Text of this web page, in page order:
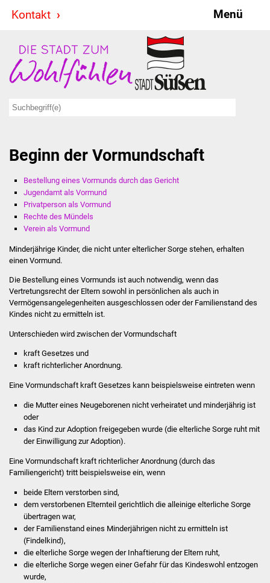
Kontakt Menü
Stadt & Politik
Bürgermeister
Ausschüsse
Ratsinformationssystem
Stadtverwaltung
Stellenangebote
Kontakt
Veröffentlichungen
Ortsrecht
Stadtinfo
Beginn der Vormundschaft
Bestellung eines Vormunds durch das Gericht
Jugendamt als Vormund
Privatperson als Vormund
Rechte des Mündels
Verein als Vormund
Minderjährige Kinder, die nicht unter elterlicher Sorge stehen, erhalten
einen Vormund.
Die Bestellung eines Vormunds ist auch notwendig, wenn das
Vertretungsrecht der Eltern sowohl in persönlichen als auch in
Vermögensangelegenheiten ausgeschlossen oder der Familienstand des
Kindes nicht zu ermitteln ist.
Unterschieden wird zwischen der Vormundschaft
kraft Gesetzes und
kraft richterlicher Anordnung.
Eine Vormundschaft kraft Gesetzes kann beispielsweise eintreten wenn
die Mutter eines Neugeborenen nicht verheiratet und minderjährig ist
oder
das Kind zur Adoption freigegeben wurde (die elterliche Sorge ruht mit
der Einwilligung zur Adoption).
Eine Vormundschaft kraft richterlicher Anordnung (durch das
Familiengericht) tritt beispielsweise ein, wenn
beide Eltern verstorben sind,
dem verstorbenen Elternteil gerichtlich die alleinige elterliche Sorge
übertragen war,
der Familienstand eines Minderjährigen nicht zu ermitteln ist
(Findelkind),
die elterliche Sorge wegen der Inhaftierung der Eltern ruht,
die elterliche Sorge wegen einer Gefahr für das Kindeswohl entzogen
wurde,